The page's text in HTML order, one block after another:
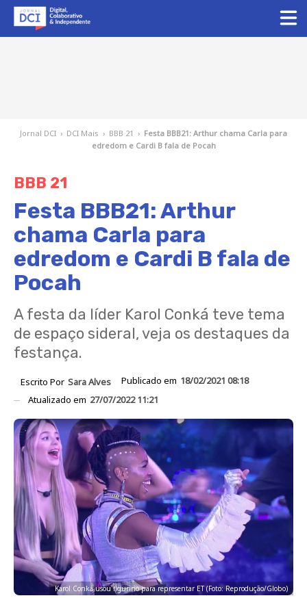
Jornal DCI › DCI Mais › BBB 21 › Festa BBB21: Arthur chama Carla para
edredom e Cardi B fala de Pocah
BBB 21
Festa BBB21: Arthur
chama Carla para
edredom e Cardi B fala de
Pocah
A festa da líder Karol Conká teve tema
de espaço sideral, veja os destaques da
festança.
Escrito Por Sara Alves Publicado em 18/02/2021 08:18
Atualizado em 27/07/2022 11:21
Karol Conká usou figurino para representar ET (Foto: Reprodução/Globo)